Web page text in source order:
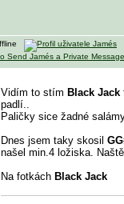
Vidím to stím Black Jack
padlí..
Paličky sice žadné
Dnes jsem taky skosil
našel min.4 ložiska.
Na fotkách Black Jack